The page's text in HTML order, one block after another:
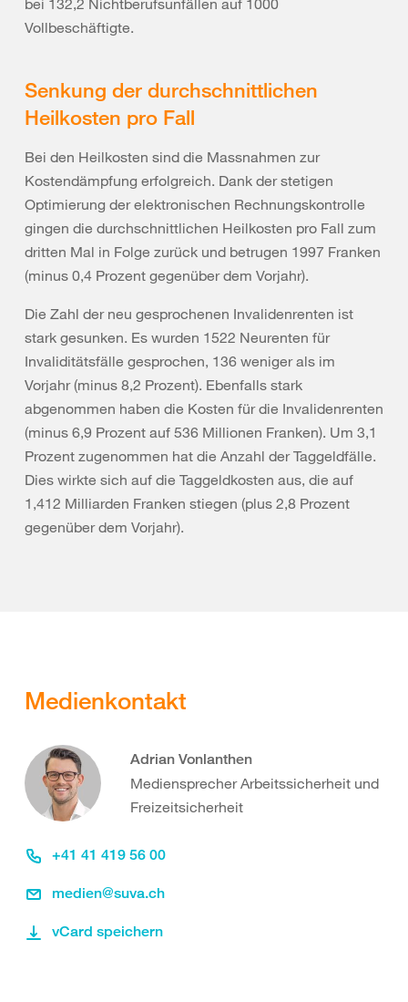
bei 132,2 Nichtberufsunfällen auf 1000
Vollbeschäftigte.
Senkung der durchschnittlichen
Heilkosten pro Fall
Bei den Heilkosten sind die Massnahmen zur
Kostendämpfung erfolgreich. Dank der stetigen
Optimierung der elektronischen Rechnungskontrolle
gingen die durchschnittlichen Heilkosten pro Fall zum
dritten Mal in Folge zurück und betrugen 1997 Franken
(minus 0,4 Prozent gegenüber dem Vorjahr).
Die Zahl der neu gesprochenen Invalidenrenten ist
stark gesunken. Es wurden 1522 Neurenten für
Invaliditätsfälle gesprochen, 136 weniger als im
Vorjahr (minus 8,2 Prozent). Ebenfalls stark
abgenommen haben die Kosten für die Invalidenrenten
(minus 6,9 Prozent auf 536 Millionen Franken). Um 3,1
Prozent zugenommen hat die Anzahl der Taggeldfälle.
Dies wirkte sich auf die Taggeldkosten aus, die auf
1,412 Milliarden Franken stiegen (plus 2,8 Prozent
gegenüber dem Vorjahr).
Medienkontakt
Adrian Vonlanthen
Mediensprecher Arbeitssicherheit und
Freizeitsicherheit
+41 41 419 56 00
medien@suva.ch
vCard speichern